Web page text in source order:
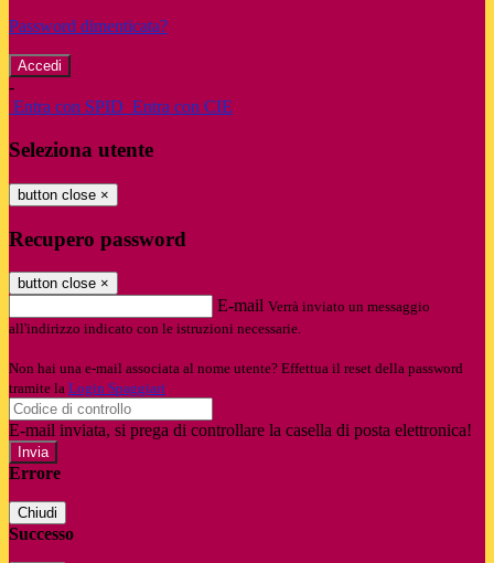
Password dimenticata?
-
Entra con SPID Entra con CIE
Seleziona utente
button close ×
Recupero password
button close ×
E-mail Verrà inviato un messaggio
all'indirizzo indicato con le istruzioni necessarie.
Non hai una e-mail associata al nome utente? Effettua il reset della password
tramite la Login Spaggiari
E-mail inviata, si prega di controllare la casella di posta elettronica!
Errore
Chiudi
Successo